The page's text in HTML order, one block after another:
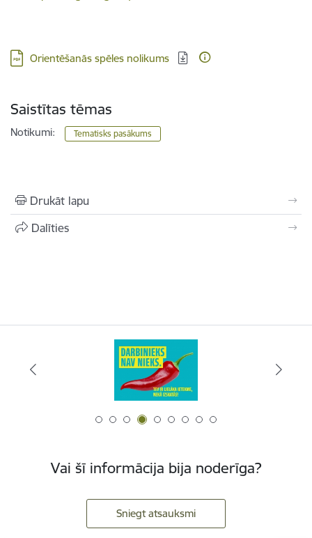
Lejupielādēt:
Orientēšanās spēles nolikums
Saistītas tēmas
Notikumi: Tematisks pasākums
Drukāt lapu
Dalīties
Vai šī informācija bija noderīga?
Sniegt atsauksmi